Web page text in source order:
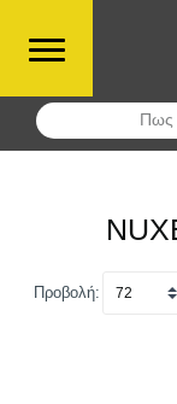
Πως
Αναζήτηση
Προβολή: